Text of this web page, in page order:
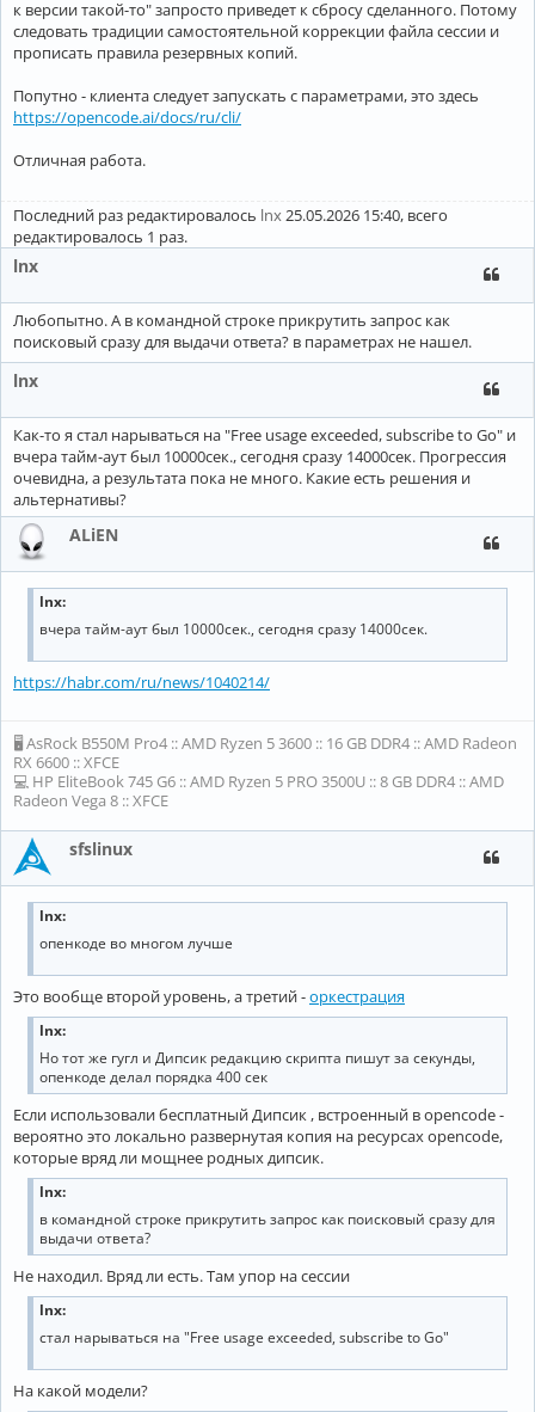
к версии такой-то" запросто приведет к сбросу сделанного. Потому
следовать традиции самостоятельной коррекции файла сессии и
прописать правила резервных копий.
Попутно - клиента следует запускать с параметрами, это здесь
https://opencode.ai/docs/ru/cli/
Отличная работа.
Последний раз редактировалось lnx25.05.2026 15:40, всего
редактировалось 1 раз.
lnx
Любопытно. А в командной строке прикрутить запрос как
поисковый сразу для выдачи ответа? в параметрах не нашел.
lnx
Как-то я стал нарываться на "Free usage exceeded, subscribe to Go" и
вчера тайм-аут был 10000сек., сегодня сразу 14000сек. Прогрессия
очевидна, а результата пока не много. Какие есть решения и
альтернативы?
ALiEN
lnx:
вчера тайм-аут был 10000сек., сегодня сразу 14000сек.
https://habr.com/ru/news/1040214/
🖥 AsRock B550M Pro4 :: AMD Ryzen 5 3600 :: 16 GB DDR4 :: AMD Radeon
RX 6600 :: XFCE
💻 HP EliteBook 745 G6 :: AMD Ryzen 5 PRO 3500U :: 8 GB DDR4 :: AMD
Radeon Vega 8 :: XFCE
sfslinux
lnx:
опенкоде во многом лучше
Это вообще второй уровень, а третий -оркестрация
lnx:
Но тот же гугл и Дипсик редакцию скрипта пишут за секунды,
опенкоде делал порядка 400 сек
Если использовали бесплатный Дипсик , встроенный в opencode -
вероятно это локально развернутая копия на ресурсах opencode,
которые вряд ли мощнее родных дипсик.
lnx:
в командной строке прикрутить запрос как поисковый сразу для
выдачи ответа?
Не находил. Вряд ли есть. Там упор на сессии
lnx:
стал нарываться на "Free usage exceeded, subscribe to Go"
На какой модели?